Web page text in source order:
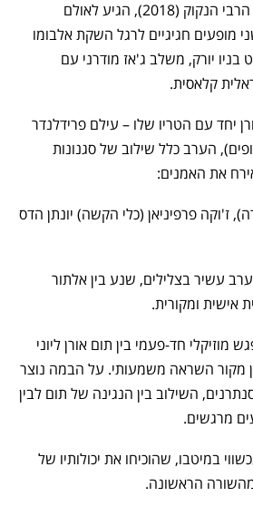
הפסנתר היוקרתית ע"ש הרבי הנקוק (2018), הגיע לאולם
מופעים חגיגיים לרגל השקת אלבומו
יורק, משלב ג'אז מודרני עם
קלאסית.
יחד עם הטריו שלו – עילם פרידלנדר
הערב כלל שילוב של סגנונות
את האמנים:
ז'וקה פרפיניאן (כלי הקשה) יונתן הדס
עשיר בצלילים, שנע בין אלתור
אישית ומקורית.
חד-פעמי בין תום אורן ליוני
מקור השראה משמעותי. על הבמה נוצר
השילוב בין הנגינה של תום לבין
מרגשים.
במיטבו, שהוכיחו את יכולותיו של
מהשורה הראשונה.